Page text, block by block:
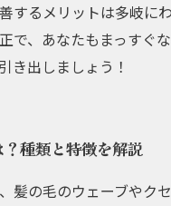
するメリットは多岐に
で、あなたもまっすぐ
き出しましょう！
種類と特徴を解説
髪の毛のウェーブやク